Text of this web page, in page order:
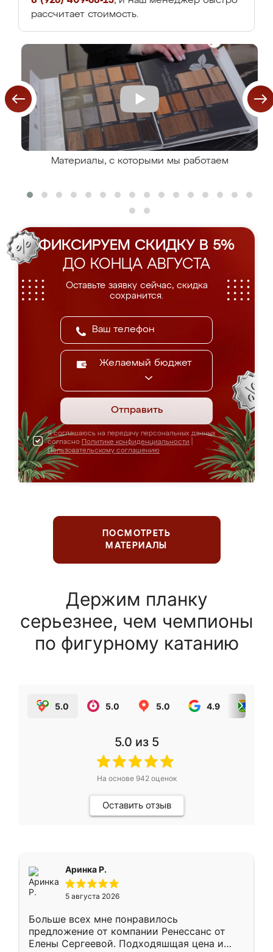
рассчитает стоимость.
Материалы, с которыми мы работаем
ФИКСИРУЕМ СКИДКУ В 5%
ДО КОНЦА АВГУСТА
Оставьте заявку сейчас, скидка
сохранится.
Желаемый бюджет
Отправить
Я соглашаюсь на передачу персональных данных
согласно Политике конфиденциальности
Пользовательскому соглашению
ПОСМОТРЕТЬ
МАТЕРИАЛЫ
Держим планку
серьезнее, чем чемпионы
по фигурному катанию
5.0 5.0 5.0 4.9
5.0 из 5
На основе 942оценок
Оставить отзыв
Аринка Р.
5 августа 2026
Больше всех мне понравилось
предложение от компании Ренессанс от
Елены Сергеевой. Подходяшщая цена и